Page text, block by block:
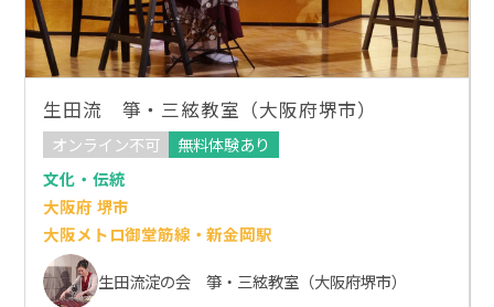
生田流 箏・三絃教室（大阪府堺市）
オンライン不可
無料体験あり
文化・伝統
大阪府 堺市
大阪メトロ御堂筋線・新金岡駅
生田流淀の会 箏・三絃教室（大阪府堺市）